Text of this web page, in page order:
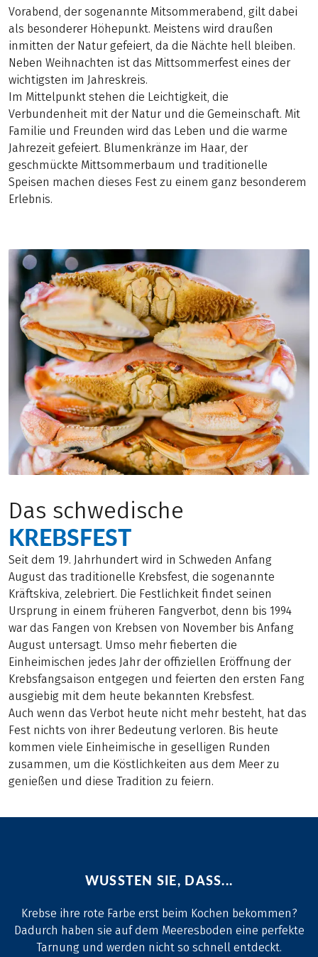
Vorabend, der sogenannte Mitsommerabend, gilt dabei
als besonderer Höhepunkt. Meistens wird draußen
inmitten der Natur gefeiert, da die Nächte hell bleiben.
Neben Weihnachten ist das Mittsommerfest eines der
wichtigsten im Jahreskreis.
Im Mittelpunkt stehen die Leichtigkeit, die
Verbundenheit mit der Natur und die Gemeinschaft. Mit
Familie und Freunden wird das Leben und die warme
Jahrezeit gefeiert. Blumenkränze im Haar, der
geschmückte Mittsommerbaum und traditionelle
Speisen machen dieses Fest zu einem ganz besonderem
Erlebnis.
Das schwedische
KREBSFEST
Seit dem 19. Jahrhundert wird in Schweden Anfang
August das traditionelle Krebsfest, die sogenannte
Kräftskiva, zelebriert. Die Festlichkeit findet seinen
Ursprung in einem früheren Fangverbot, denn bis 1994
war das Fangen von Krebsen von November bis Anfang
August untersagt. Umso mehr fieberten die
Einheimischen jedes Jahr der offiziellen Eröffnung der
Krebsfangsaison entgegen und feierten den ersten Fang
ausgiebig mit dem heute bekannten Krebsfest.
Auch wenn das Verbot heute nicht mehr besteht, hat das
Fest nichts von ihrer Bedeutung verloren. Bis heute
kommen viele Einheimische in geselligen Runden
zusammen, um die Köstlichkeiten aus dem Meer zu
genießen und diese Tradition zu feiern.
WUSSTEN SIE, DASS...
Krebse ihre rote Farbe erst beim Kochen bekommen?
Dadurch haben sie auf dem Meeresboden eine perfekte
Tarnung und werden nicht so schnell entdeckt.